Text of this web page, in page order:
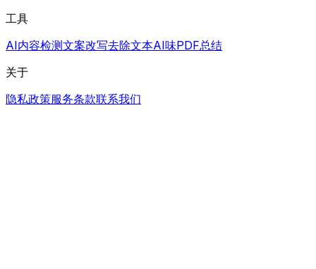
工具
AI内容检测文案改写去除文本AI味PDF总结
关于
隐私政策服务条款联系我们